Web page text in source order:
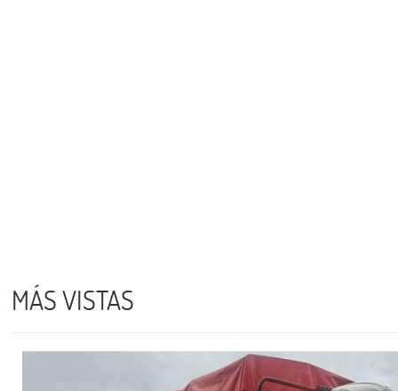
MÁS VISTAS